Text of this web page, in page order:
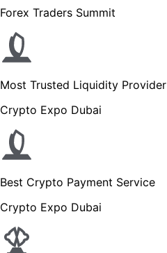
Forex Traders Summit
Most Trusted Liquidity Provider
Crypto Expo Dubai
Best Crypto Payment Service
Crypto Expo Dubai